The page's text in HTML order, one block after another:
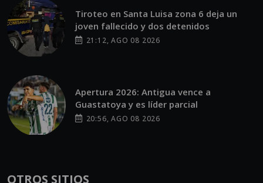
Tiroteo en Santa Luisa zona 6 deja un
joven fallecido y dos detenidos
21:12, AGO 08 2026
Apertura 2026: Antigua vence a
Guastatoya y es líder parcial
20:56, AGO 08 2026
OTROS SITIOS